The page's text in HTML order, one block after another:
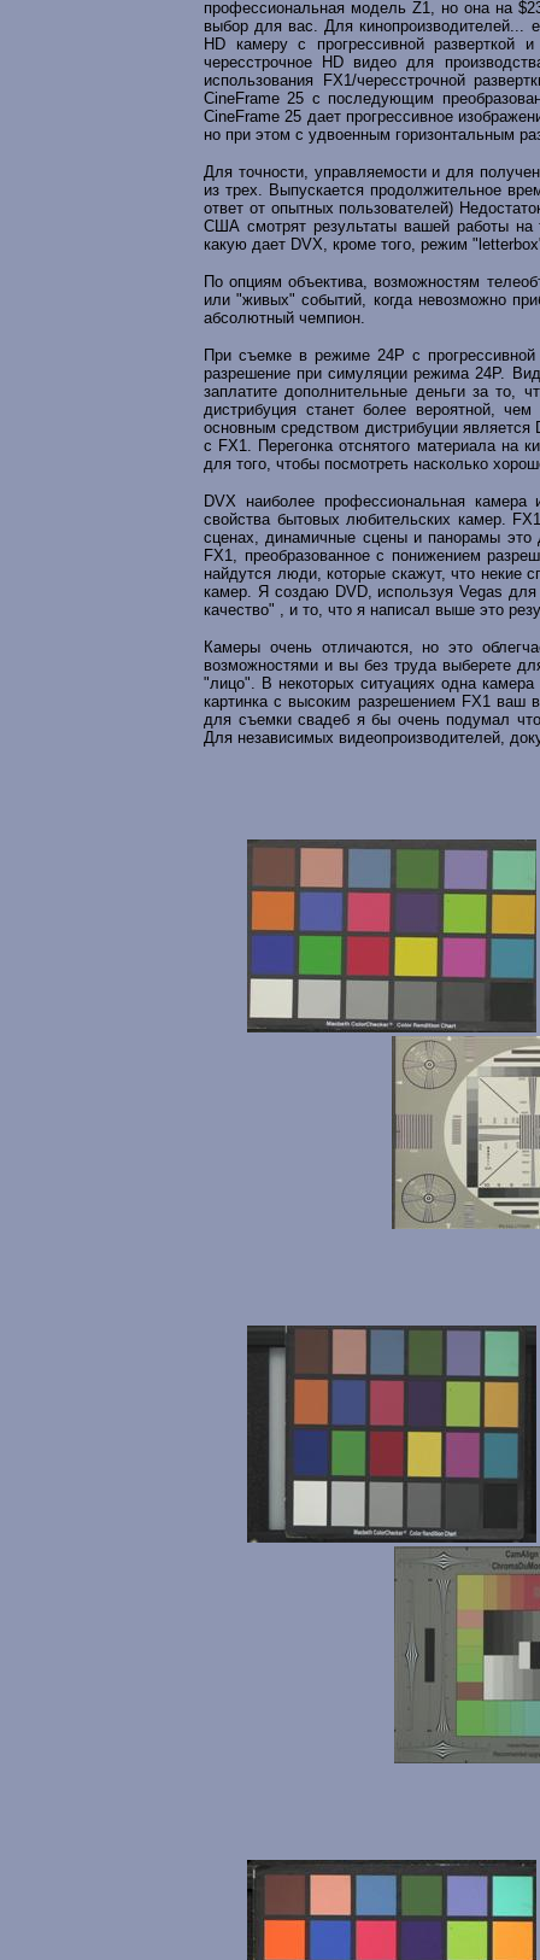
профессиональная модель Z1, но она на
выбор для вас. Для кинопроизводителей...
HD камеру с прогрессивной разверткой
чересстрочное HD видео для
использования FX1/чересстрочной
CineFrame 25 с последующим
CineFrame 25 дает прогрессивное
но при этом с удвоенным горизонтальным
Для точности, управляемости и для
из трех. Выпускается продолжительное
ответ от опытных пользователей)
США смотрят результаты вашей работы на
какую дает DVX, кроме того, режим
По опциям объектива, возможностям
или "живых" событий, когда невозможно
абсолютный чемпион.
При съемке в режиме 24P с
разрешение при симуляции режима 24P.
заплатите дополнительные деньги за то,
дистрибуция станет более вероятной,
основным средством дистрибуции
с FX1. Перегонка отснятого материала на
для того, чтобы посмотреть насколько
DVX наиболее профессиональная
свойства бытовых любительских камер.
сценах, динамичные сцены и панорамы это
FX1, преобразованное с понижением
найдутся люди, которые скажут, что некие
камер. Я создаю DVD, используя Vegas для
качество" , и то, что я написал выше это
Камеры очень отличаются, но это
возможностями и вы без труда выберете
"лицо". В некоторых ситуациях одна
картинка с высоким разрешением FX1 ваш
для съемки свадеб я бы очень подумал
Для независимых видеопроизводителей,